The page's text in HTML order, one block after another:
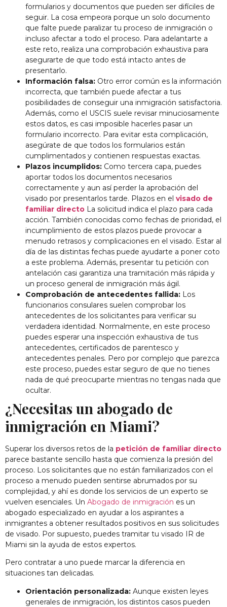
formularios y documentos que pueden ser difíciles de
seguir. La cosa empeora porque un solo documento
que falte puede paralizar tu proceso de inmigración o
incluso afectar a todo el proceso. Para adelantarte a
este reto, realiza una comprobación exhaustiva para
asegurarte de que todo está intacto antes de
presentarlo.
Información falsa: Otro error común es la información
incorrecta, que también puede afectar a tus
posibilidades de conseguir una inmigración satisfactoria.
Además, como el USCIS suele revisar minuciosamente
estos datos, es casi imposible hacerles pasar un
formulario incorrecto. Para evitar esta complicación,
asegúrate de que todos los formularios están
cumplimentados y contienen respuestas exactas.
Plazos incumplidos: Como tercera capa, puedes
aportar todos los documentos necesarios
correctamente y aun así perder la aprobación del
visado por presentarlos tarde. Plazos en el visado de
familiar directo La solicitud indica el plazo para cada
acción. También conocidas como fechas de prioridad, el
incumplimiento de estos plazos puede provocar a
menudo retrasos y complicaciones en el visado. Estar al
día de las distintas fechas puede ayudarte a poner coto
a este problema. Además, presentar tu petición con
antelación casi garantiza una tramitación más rápida y
un proceso general de inmigración más ágil.
Comprobación de antecedentes fallida: Los
funcionarios consulares suelen comprobar los
antecedentes de los solicitantes para verificar su
verdadera identidad. Normalmente, en este proceso
puedes esperar una inspección exhaustiva de tus
antecedentes, certificados de parentesco y
antecedentes penales. Pero por complejo que parezca
este proceso, puedes estar seguro de que no tienes
nada de qué preocuparte mientras no tengas nada que
ocultar.
¿Necesitas un abogado de
inmigración en Miami?
Superar los diversos retos de la petición de familiar directo
parece bastante sencillo hasta que comienza la presión del
proceso. Los solicitantes que no están familiarizados con el
proceso a menudo pueden sentirse abrumados por su
complejidad, y ahí es donde los servicios de un experto se
vuelven esenciales. Un Abogado de inmigración es un
abogado especializado en ayudar a los aspirantes a
inmigrantes a obtener resultados positivos en sus solicitudes
de visado. Por supuesto, puedes tramitar tu visado IR de
Miami sin la ayuda de estos expertos.
Pero contratar a uno puede marcar la diferencia en
situaciones tan delicadas.
Orientación personalizada: Aunque existen leyes
generales de inmigración, los distintos casos pueden